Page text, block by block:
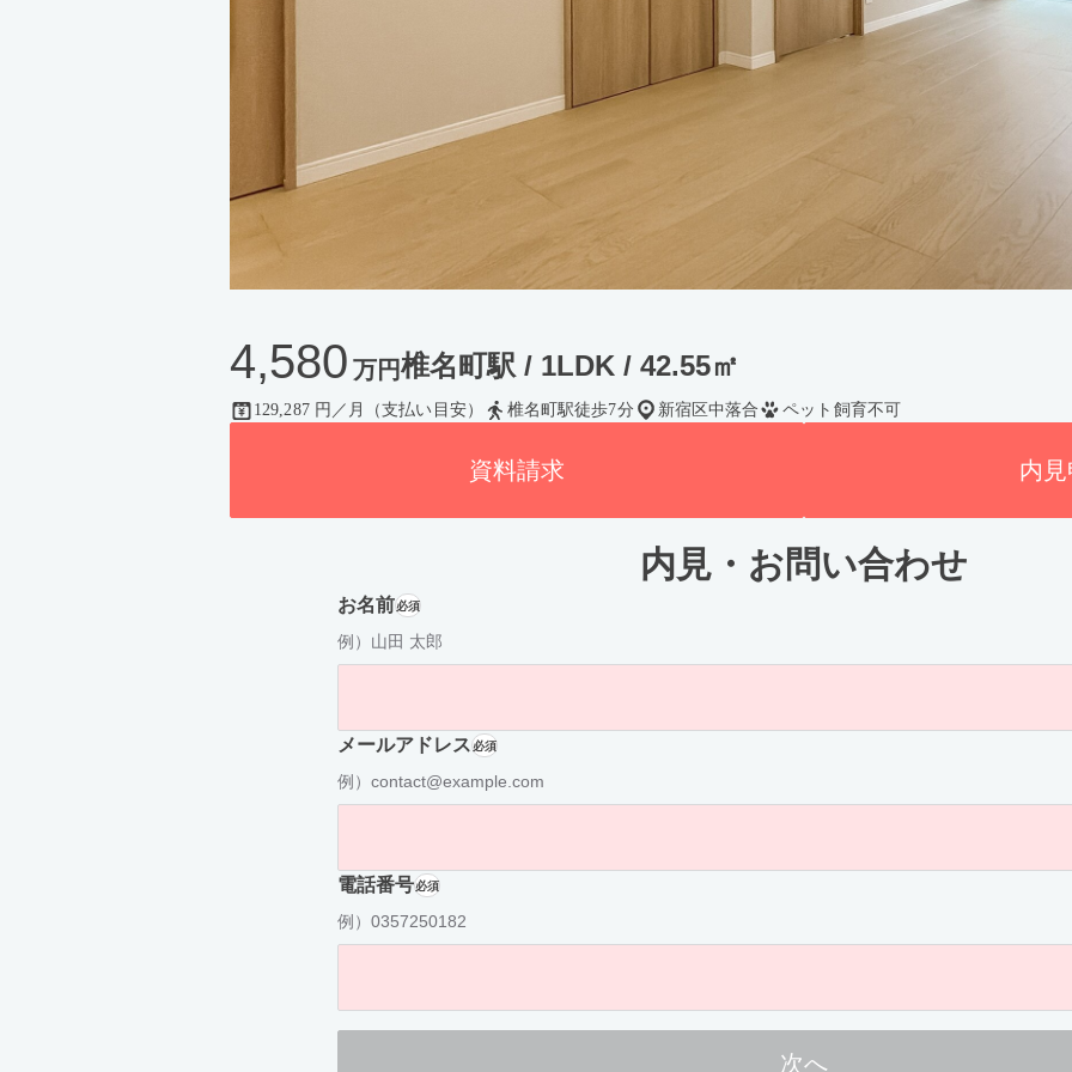
4,580 万円椎名町駅 / 1LDK / 42.55㎡
129,287 円／月（支払い目安） 椎名町駅徒歩7分 新宿区中落合 ペット飼育不可
資料請求 内
内見・お問い合わせ
お名前必須
例）山田 太郎
メールアドレス必須
例）contact@example.com
電話番号必須
例）0357250182
次へ